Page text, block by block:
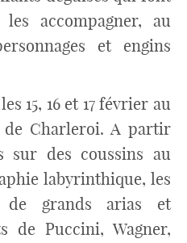
accompagner, au
et engins
les 15, 16 et 17 février au
de Charleroi. A partir
sur des coussins au
labyrinthique, les
de grands arias et
de Puccini, Wagner,